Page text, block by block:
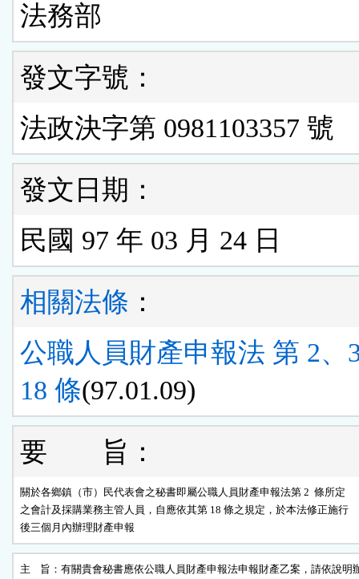
法務部
發文字號：
法政決字第 0981103357 號
發文日期：
民國 97 年 03 月 24 日
相關法條 ：
公職人員財產申報法 第 2、
18 條(97.01.09)
要 旨：
關於各鄉鎮（市）民代表會之秘書即屬公職人員財產申報法第 2  條所定
之會計及採購業務主管人員，自應依其第 18 條之規定，於本法修正施行
後三個月內辦理財產申報
主    旨：有關貴會秘書應依公職人員財產申報法申報財產乙案，請依說明